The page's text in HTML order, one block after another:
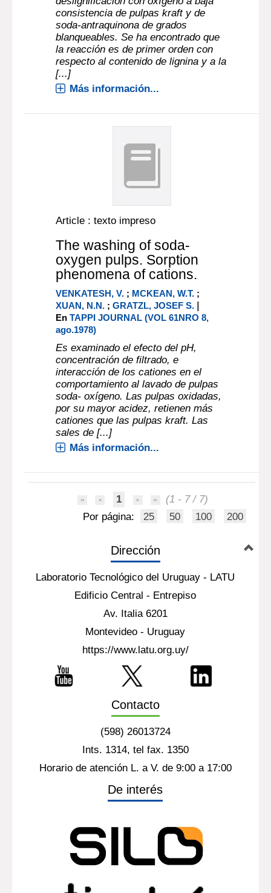
consistencia de pulpas kraft y de
soda-antraquinona de grados
blanqueables. Se ha encontrado que
la reacción es de primer orden con
respecto al contenido de lignina y a la
[...]
Más información...
Article : texto impreso
The washing of soda-
oxygen pulps. Sorption
phenomena of cations.
VENKATESH, V. ; MCKEAN, W.T. ;
XUAN, N.N. ;GRATZL, JOSEF S. |
EnTAPPI JOURNAL (VOL 61NRO 8,
ago.1978)
Es examinado el efecto del pH,
concentración de filtrado, e
interacción de los cationes en el
comportamiento al lavado de pulpas
soda- oxígeno. Las pulpas oxidadas,
por su mayor acidez, retienen más
cationes que las pulpas kraft. Las
sales de [...]
Más información...
1
(1 - 7 / 7)
Por página:
25 50 100 200
Dirección
Laboratorio Tecnológico del Uruguay - LATU
Edificio Central - Entrepiso
Av. Italia 6201
Montevideo - Uruguay
https://www.latu.org.uy/
Contacto
(598) 26013724
Ints. 1314, tel fax. 1350
Horario de atención L. a V. de 9:00 a 17:00
De interés